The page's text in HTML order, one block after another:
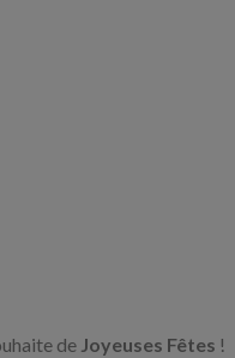
de Joyeuses Fêtes !